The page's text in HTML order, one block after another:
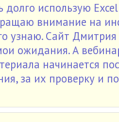
долго использую
внимание на
узнаю. Сайт
ожидания. А
начинается
за их проверку и